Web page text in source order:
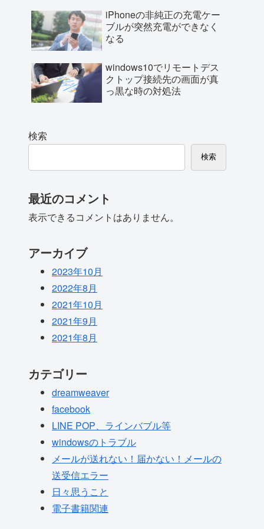
iPhoneの非純正の充電ケー
ブルが突然充電ができなく
なる
windows10でリモートデス
クトップ接続先の画面が真
っ黒な時の対処法
検索
検索
最近のコメント
表示できるコメントはありません。
アーカイブ
2023年10月
2022年8月
2021年10月
2021年9月
2021年8月
カテゴリー
dreamweaver
facebook
LINE POP、ラインバブル等
windowsのトラブル
メールが送れない！届かない！メールの
送受信エラー
日々思うこと
電子書籍関連